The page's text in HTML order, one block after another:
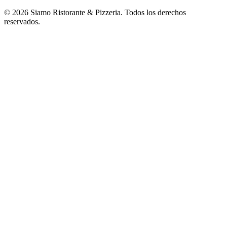
© 2026 Siamo Ristorante & Pizzeria. Todos los derechos
reservados.